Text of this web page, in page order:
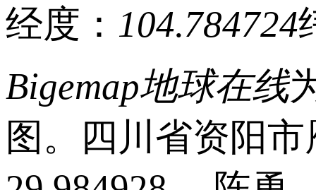
经度： 104.784724
Bigemap地球在线
图。四川省资阳